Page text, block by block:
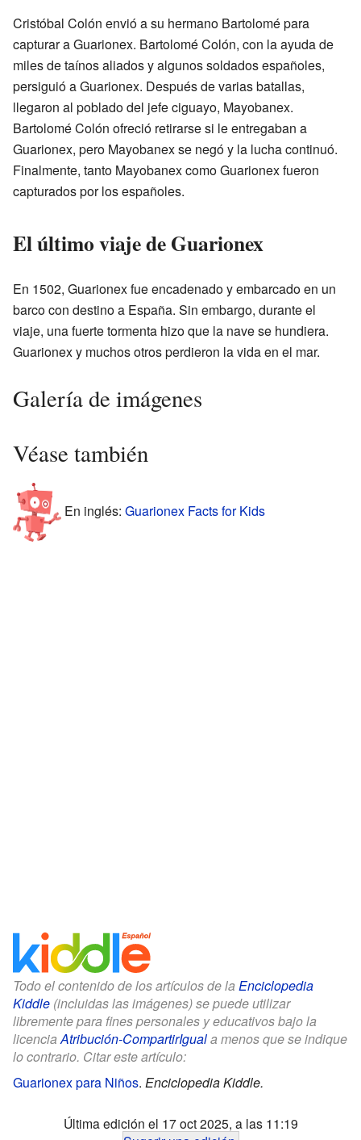
Cristóbal Colón envió a su hermano Bartolomé para
capturar a Guarionex. Bartolomé Colón, con la ayuda de
miles de taínos aliados y algunos soldados españoles,
persiguió a Guarionex. Después de varias batallas,
llegaron al poblado del jefe ciguayo, Mayobanex.
Bartolomé Colón ofreció retirarse si le entregaban a
Guarionex, pero Mayobanex se negó y la lucha continuó.
Finalmente, tanto Mayobanex como Guarionex fueron
capturados por los españoles.
El último viaje de Guarionex
En 1502, Guarionex fue encadenado y embarcado en un
barco con destino a España. Sin embargo, durante el
viaje, una fuerte tormenta hizo que la nave se hundiera.
Guarionex y muchos otros perdieron la vida en el mar.
Galería de imágenes
Véase también
En inglés: Guarionex Facts for Kids
Todo el contenido de los artículos de la Enciclopedia
Kiddle (incluidas las imágenes) se puede utilizar
libremente para fines personales y educativos bajo la
licenciaAtribución-CompartirIguala menos que se indique
lo contrario. Citar este artículo:
Guarionex para Niños. Enciclopedia Kiddle.
Última edición el 17 oct 2025, a las 11:19